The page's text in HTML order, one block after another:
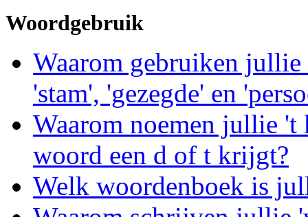
Woordgebruik
Waarom gebruiken
'stam', 'gezegde' en
Waarom noemen jullie
woord een d of t krijgt?
Welk woordenboek is